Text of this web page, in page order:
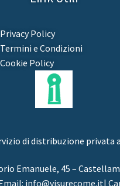
Privacy Policy
Termini e Condizioni
Cookie Policy
di distribuzione
Emanuele, 45 –
info@visurecome.it|